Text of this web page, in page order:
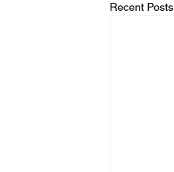
Recent Posts